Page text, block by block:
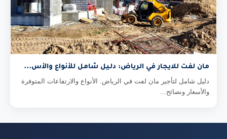
مان لفت للايجار في الرياض: دليل شامل للأنواع والأس...
دليل شامل لتأجير مان لفت في الرياض. الأنواع والارتفاعات المتوفرة
والأسعار ونصائح...